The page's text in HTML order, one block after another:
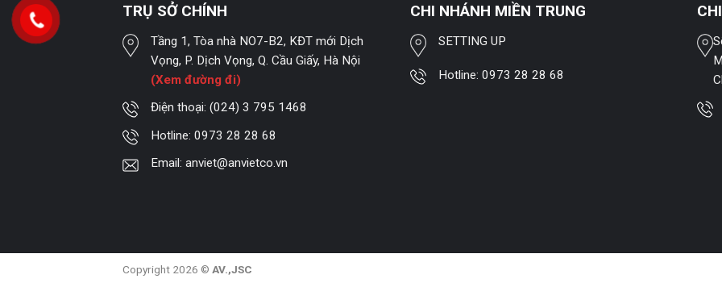
TRỤ SỞ CHÍNH
Tầng 1, Tòa nhà NO7-B2, KĐT mới Dịch
Vọng, P. Dịch Vọng, Q. Cầu Giấy, Hà Nội
(Xem đường đi)
Điện thoại:(024) 3 795 1468
Hotline:0973 28 28 68
Email:anviet@anvietco.vn
CHI NHÁNH MIỀN TRUNG
SETTING UP
Hotline: 0973 28 28 68
Copyright 2026 © AV.,JSC